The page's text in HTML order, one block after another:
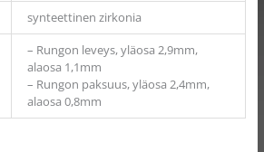
synteettinen zirkonia
– Rungon leveys, yläosa 2,9mm,
alaosa 1,1mm
– Rungon paksuus, yläosa 2,4mm,
alaosa 0,8mm